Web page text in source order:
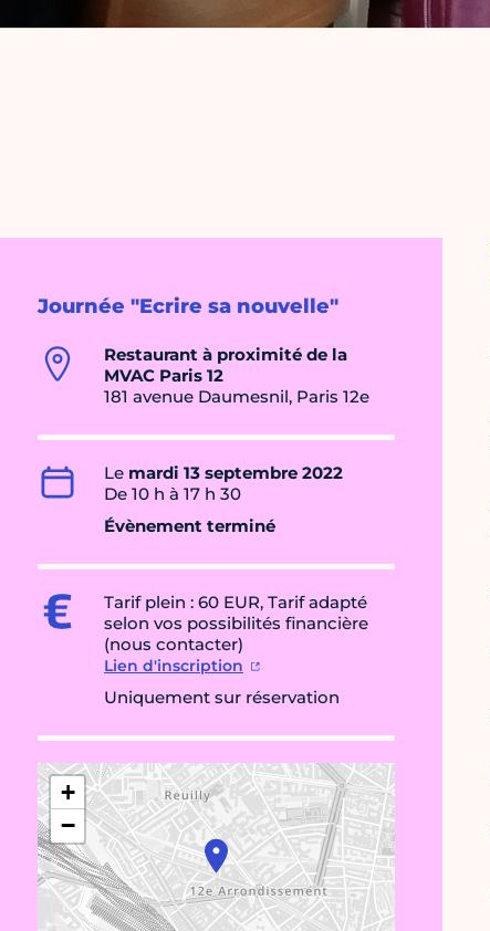
Journée "Ecrire sa nouvelle"
Restaurant à proximité de la
MVAC Paris 12
181 avenue Daumesnil, Paris 12e
Le mardi 13 septembre 2022
De 10 h à 17 h 30
Évènement terminé
Tarif plein : 60 EUR, Tarif adapté
selon vos possibilités financière
(nous contacter)
Lien d'inscription
Uniquement sur réservation
+
−